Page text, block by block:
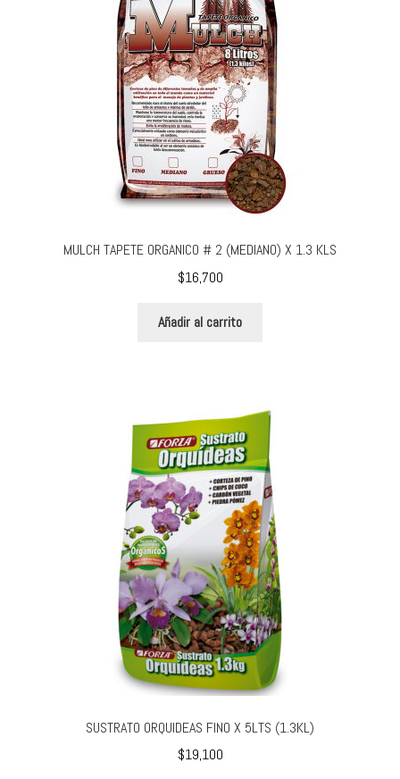
MULCH TAPETE ORGANICO # 2 (MEDIANO) X 1.3 KLS
$16,700
Añadir al carrito
SUSTRATO ORQUIDEAS FINO X 5LTS (1.3KL)
$19,100